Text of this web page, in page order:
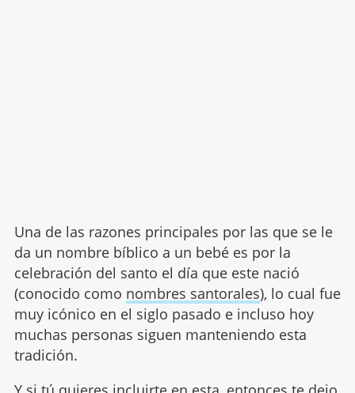
Una de las razones principales por las que se le
da un nombre bíblico a un bebé es por la
celebración del santo el día que este nació
(conocido como nombres santorales), lo cual fue
muy icónico en el siglo pasado e incluso hoy
muchas personas siguen manteniendo esta
tradición.